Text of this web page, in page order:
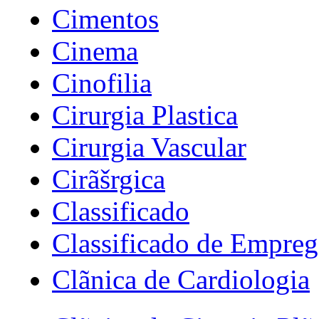
Cimentos
Cinema
Cinofilia
Cirurgia Plastica
Cirurgia Vascular
Cirãšrgica
Classificado
Classificado de
Clãnica de Cardiologia